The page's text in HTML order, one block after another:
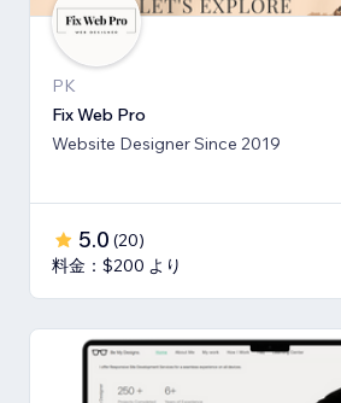
PK
Fix Web Pro
Website Designer Since 2019
5.0 (20)
料金：$200 より